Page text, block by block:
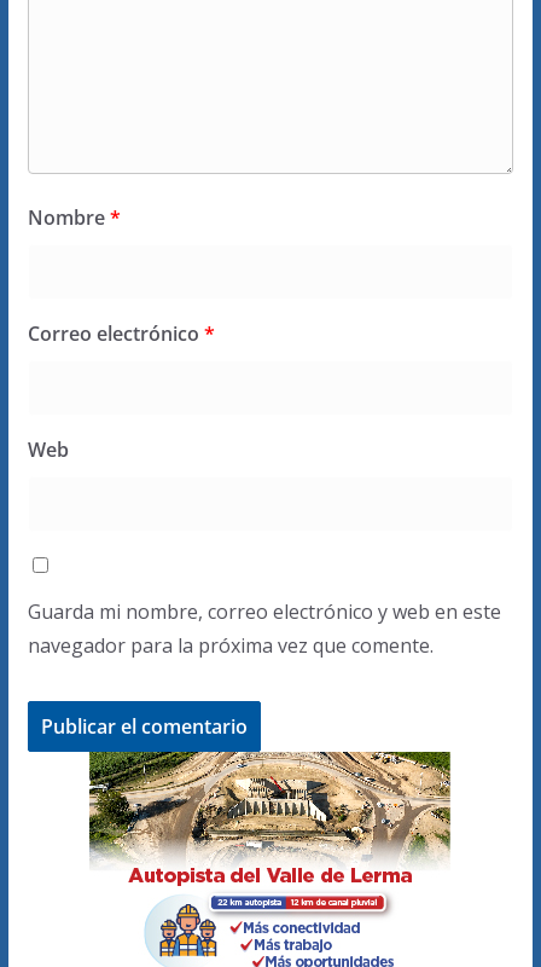
Nombre*
Correo electrónico *
Web
Guarda mi nombre, correo electrónico y web en este
navegador para la próxima vez que comente.